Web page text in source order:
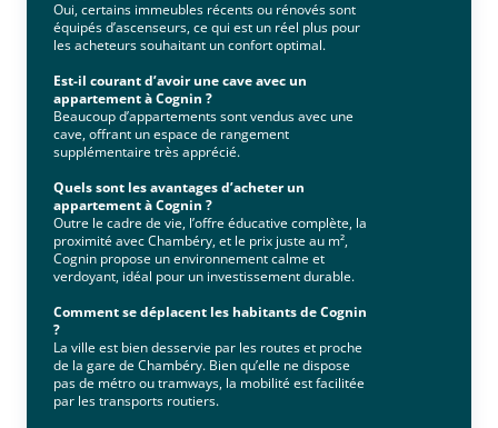
Oui, certains immeubles récents ou rénovés sont
équipés d’ascenseurs, ce qui est un réel plus pour
les acheteurs souhaitant un confort optimal.
Est-il courant d’avoir une cave avec un
appartement à Cognin ?
Beaucoup d’appartements sont vendus avec une
cave, offrant un espace de rangement
supplémentaire très apprécié.
Quels sont les avantages d’acheter un
appartement à Cognin ?
Outre le cadre de vie, l’offre éducative complète, la
proximité avec Chambéry, et le prix juste au m²,
Cognin propose un environnement calme et
verdoyant, idéal pour un investissement durable.
Comment se déplacent les habitants de Cognin
?
La ville est bien desservie par les routes et proche
de la gare de Chambéry. Bien qu’elle ne dispose
pas de métro ou tramways, la mobilité est facilitée
par les transports routiers.